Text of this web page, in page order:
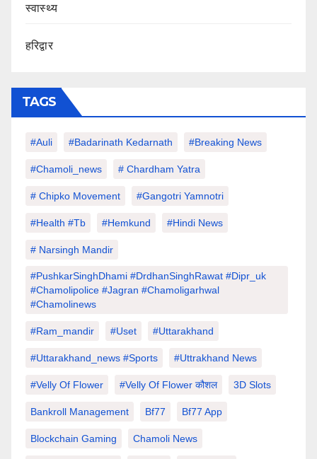
स्वास्थ्य
हरिद्वार
TAGS
#auli #Badarinath Kedarnath #Breaking News
#chamoli_news # Chardham Yatra
# Chipko Movement #Gangotri Yamnotri
#Health #tb #hemkund #hindi News
# Narsingh Mandir
#PushkarSinghDhami #drdhanSinghRawat #dipr_uk
#chamolipolice #Jagran #chamoligarhwal
#chamolinews
#Ram_mandir #uset #uttarakhand
#Uttarakhand_news #sports #Uttrakhand News
#velly Of Flower #velly Of Flower कौशल 3D Slots
Bankroll Management Bf77 Bf77 App
Blockchain Gaming Chamoli News